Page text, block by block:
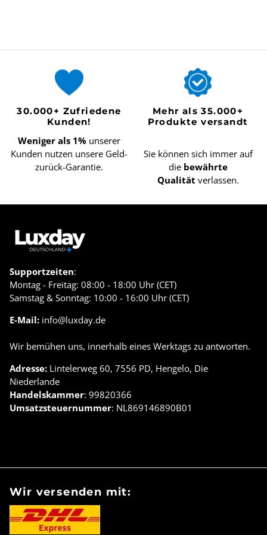
30.000+ Zufriedene
Kunden!
Weniger als 1% unserer
Kunden nutzen unsere Geld-
zurück-Garantie.
Mehr als 35.000+
Produkte versandt
Sie können sich immer auf
die bewährte
Qualität verlassen.
Supportzeiten:
Montag - Freitag: 08:00 - 18:00 Uhr (CET)
Samstag & Sonntag: 10:00 - 16:00 Uhr (CET)
E-Mail: info@luxday.de
Wir bemühen uns, innerhalb eines Werktags zu antworten.
Adresse: Lintelerweg 60, 7556 PD, Hengelo, Die
Niederlande
Handelskammer: 99820366
Umsatzsteuernummer: NL869146890B01
Wir versenden mit: